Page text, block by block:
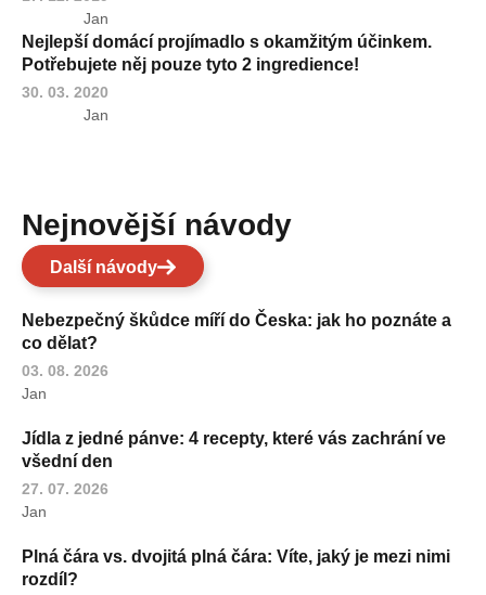
Jan
Nejlepší domácí projímadlo s okamžitým účinkem.
Potřebujete něj pouze tyto 2 ingredience!
30. 03. 2020
Jan
Nejnovější návody
Další návody
Nebezpečný škůdce míří do Česka: jak ho poznáte a
co dělat?
03. 08. 2026
Jan
Jídla z jedné pánve: 4 recepty, které vás zachrání ve
všední den
27. 07. 2026
Jan
Plná čára vs. dvojitá plná čára: Víte, jaký je mezi nimi
rozdíl?